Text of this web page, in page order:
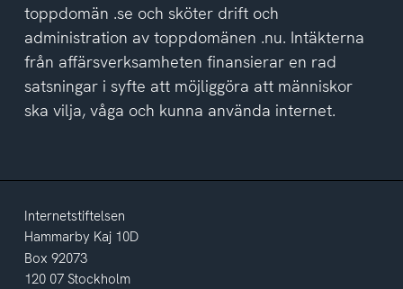
toppdomän .se och sköter drift och
administration av toppdomänen .nu. Intäkterna
från affärsverksamheten finansierar en rad
satsningar i syfte att möjliggöra att människor
ska vilja, våga och kunna använda internet.
Internetstiftelsen
Hammarby Kaj 10D
Box 92073
120 07 Stockholm